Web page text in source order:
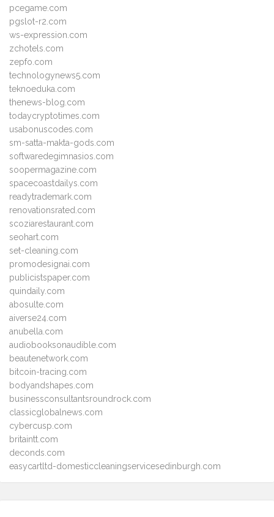
pcegame.com
pgslot-r2.com
ws-expression.com
zchotels.com
zepfo.com
technologynews5.com
teknoeduka.com
thenews-blog.com
todaycryptotimes.com
usabonuscodes.com
sm-satta-makta-gods.com
softwaredegimnasios.com
soopermagazine.com
spacecoastdailys.com
readytrademark.com
renovationsrated.com
scoziarestaurant.com
seohart.com
set-cleaning.com
promodesignai.com
publicistspaper.com
quindaily.com
abosulte.com
aiverse24.com
anubella.com
audiobooksonaudible.com
beautenetwork.com
bitcoin-tracing.com
bodyandshapes.com
businessconsultantsroundrock.com
classicglobalnews.com
cybercusp.com
britaintt.com
deconds.com
easycartltd-domesticcleaningservicesedinburgh.com